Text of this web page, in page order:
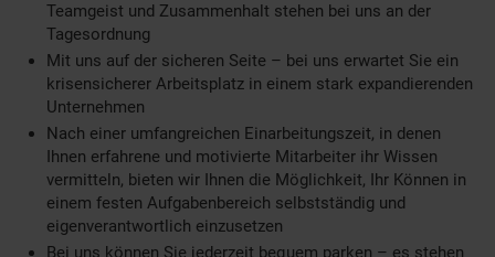
Teamgeist und Zusammenhalt stehen bei uns an der
Tagesordnung
Mit uns auf der sicheren Seite – bei uns erwartet Sie ein
krisensicherer Arbeitsplatz in einem stark expandierenden
Unternehmen
Nach einer umfangreichen Einarbeitungszeit, in denen
Ihnen erfahrene und motivierte Mitarbeiter ihr Wissen
vermitteln, bieten wir Ihnen die Möglichkeit, Ihr Können in
einem festen Aufgabenbereich selbstständig und
eigenverantwortlich einzusetzen
Bei uns können Sie jederzeit bequem parken – es stehen